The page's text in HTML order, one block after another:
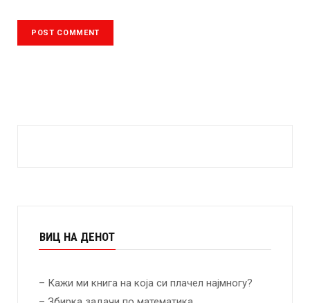
ВИЦ НА ДЕНОТ
– Кажи ми книга на која си плачел најмногу?